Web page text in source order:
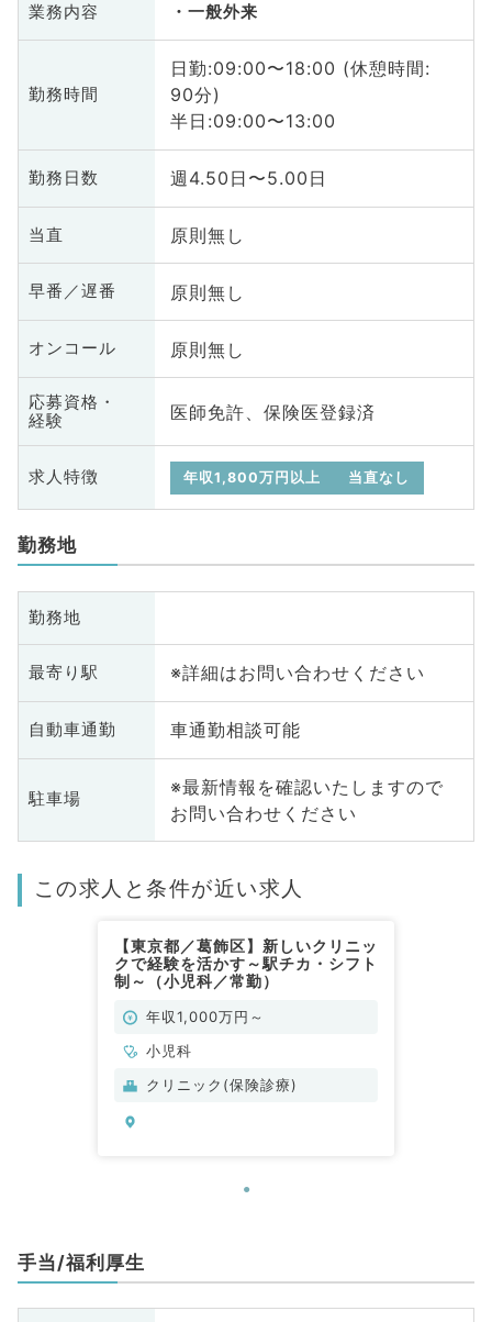
業務内容 一般外来
勤務時間
日勤:09:00〜18:00 (休憩時間:
90分)
半日:09:00〜13:00
勤務日数 週4.50日〜5.00日
当直 原則無し
早番／遅番 原則無し
オンコール 原則無し
応募資格・
経験
医師免許、保険医登録済
求人特徴 年収1,800万円以上 当直なし
勤務地
勤務地
最寄り駅 ※詳細はお問い合わせください
自動車通勤 車通勤相談可能
駐車場
※最新情報を確認いたしますので
お問い合わせください
この求人と条件が近い求人
【東京都／葛飾区】新しいクリニッ
クで経験を活かす～駅チカ・シフト
制～（小児科／常勤）
年収1,000万円～
小児科
クリニック(保険診療)
手当/福利厚生